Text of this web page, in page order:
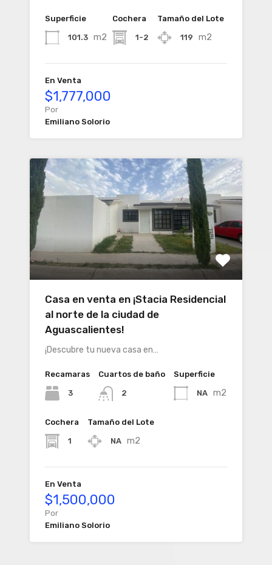
Superficie
101.3 m2
Cochera
1-2
Tamaño del Lote
119 m2
En Venta
$1,777,000
Por
Emiliano Solorio
Casa en venta en ¡Stacia Residencial
al norte de la ciudad de
Aguascalientes!
¡Descubre tu nueva casa en…
Recamaras
3
Cuartos de baño
2
Superficie
NA m2
Cochera
1
Tamaño del Lote
NA m2
En Venta
$1,500,000
Por
Emiliano Solorio